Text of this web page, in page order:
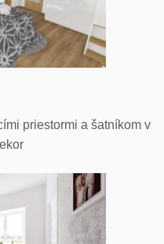
priestormi a šatníkom v